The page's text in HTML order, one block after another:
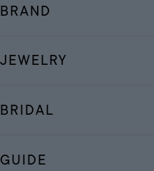
BRAND
JEWELRY
BRIDAL
GUIDE